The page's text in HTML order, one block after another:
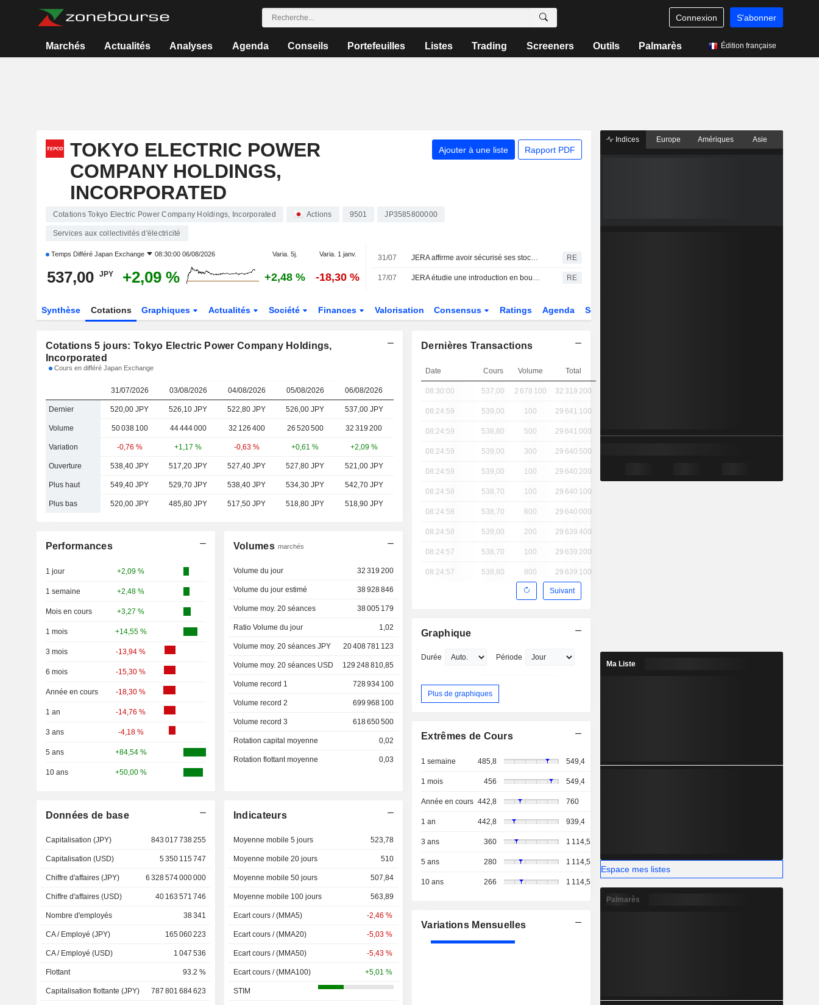
Connexion S'abonner
Marchés Actualités Analyses Agenda Conseils Portefeuilles Listes Trading Screeners Outils Palmarès Édition française
TOKYO ELECTRIC POWER
COMPANY HOLDINGS,
INCORPORATED
Ajouter à une liste Rapport PDF
Cotations Tokyo Electric Power Company Holdings, Incorporated Actions 9501 JP3585800000
Services aux collectivités d'électricité
Temps Différé Japan Exchange 08:30:00 06/08/2026 Varia. 5j. Varia. 1 janv.
537,00 JPY +2,09 % +2,48 % -18,30 %
31/07 JERA affirme avoir sécurisé ses stocks de GNL jusqu'en octobre et écarte tout risque d'approvisionnement cet été RE
17/07 JERA étudie une introduction en bourse aux États-Unis pour accélérer son expansion internationale, selon des sources RE
Synthèse Cotations Graphiques Actualités Société Finances Valorisation Consensus Ratings Agenda Secteur
Cotations 5 jours: Tokyo Electric Power Company Holdings,
Incorporated
Cours en différé Japan Exchange
31/07/2026 03/08/2026 04/08/2026 05/08/2026 06/08/2026
Dernier 520,00 JPY 526,10 JPY 522,80 JPY 526,00 JPY 537,00JPY
Volume 50 038 100 44 444 000 32 126 400 26 520 500 32 319 200
Variation -0,76 % +1,17 % -0,63 % +0,61 % +2,09 %
Ouverture 538,40 JPY 517,20 JPY 527,40 JPY 527,80 JPY 521,00 JPY
Plus haut 549,40 JPY 529,70 JPY 538,40 JPY 534,30 JPY 542,70 JPY
Plus bas 520,00 JPY 485,80 JPY 517,50 JPY 518,80 JPY 518,90 JPY
Performances
1 jour +2,09 %
1 semaine +2,48 %
Mois en cours +3,27 %
1 mois +14,55 %
3 mois -13,94 %
6 mois -15,30 %
Année en cours -18,30 %
1 an -14,76 %
3 ans -4,18 %
5 ans +84,54 %
10 ans +50,00 %
Volumes marchés
Volume du jour 32 319 200
Volume du jour estimé 38 928 846
Volume moy. 20 séances 38 005 179
Ratio Volume du jour 1,02
Volume moy. 20 séances JPY 20 408 781 123
Volume moy. 20 séances USD 129 248 810,85
Volume record 1 728 934 100
Volume record 2 699 968 100
Volume record 3 618 650 500
Rotation capital moyenne 0,02
Rotation flottant moyenne 0,03
Données de base
Capitalisation (JPY) 843 017 738 255
Capitalisation (USD) 5 350 115 747
Chiffre d'affaires (JPY) 6 328 574 000 000
Chiffre d'affaires (USD) 40 163 571 746
Nombre d'employés 38 341
CA / Employé (JPY) 165 060 223
CA / Employé (USD) 1 047 536
Flottant 93.2 %
Capitalisation flottante (JPY) 787 801 684 623
Indicateurs
Moyenne mobile 5 jours 523,78
Moyenne mobile 20 jours 510
Moyenne mobile 50 jours 507,84
Moyenne mobile 100 jours 563,89
Ecart cours / (MMA5) -2,46 %
Ecart cours / (MMA20) -5,03 %
Ecart cours / (MMA50) -5,43 %
Ecart cours / (MMA100) +5,01 %
STIM
Dernières Transactions
Date Cours Volume Total
08:30:00 537,00 2 678 100 32 319 200
08:24:59 539,00 100 29 641 100
08:24:59 538,80 500 29 641 000
08:24:59 539,00 300 29 640 500
08:24:59 539,00 100 29 640 200
08:24:58 538,70 100 29 640 100
08:24:58 538,70 600 29 640 000
08:24:58 539,00 200 29 639 400
08:24:57 538,70 100 29 639 200
08:24:57 538,80 800 29 639 100
Suivant
Graphique
Durée Période
Plus de graphiques
Extrêmes de Cours
1 semaine 485,8 549,4
1 mois 456 549,4
Année en cours 442,8 760
1 an 442,8 939,4
3 ans 360 1 114,5
5 ans 280 1 114,5
10 ans 266 1 114,5
Variations Mensuelles
Indices Europe Amériques Asie
Ma Liste
Espace mes listes
Palmarès